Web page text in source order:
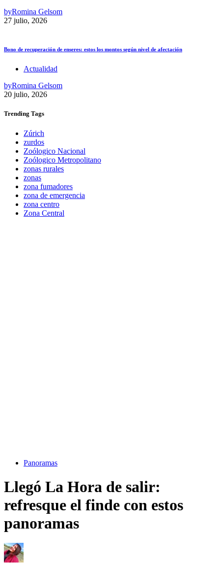
byRomina Gelsom
27 julio, 2026
Bono de recuperación de enseres: estos los montos según nivel de afectación
Actualidad
byRomina Gelsom
20 julio, 2026
Trending Tags
Zúrich
zurdos
Zoólogico Nacional
Zoólogico Metropolitano
zonas rurales
zonas
zona fumadores
zona de emergencia
zona centro
Zona Central
Panoramas
Llegó La Hora de salir:
refresque el finde con estos
panoramas